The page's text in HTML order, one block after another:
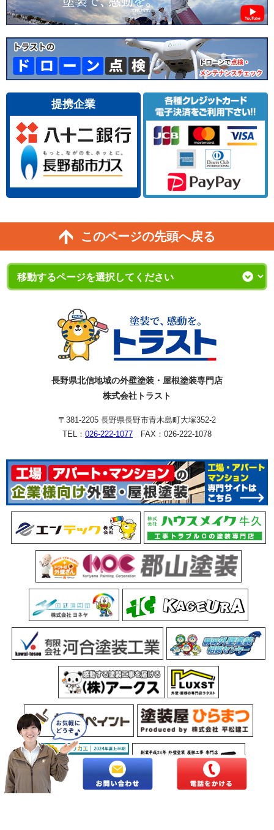
提携企業
このページの先頭へ戻る
長野県北信地域の外壁塗装・屋根塗装専門店
株式会社トラスト
〒381-2205 長野県長野市青木島町大塚352-2
TEL： 026-222-1077 FAX：026-222-1078